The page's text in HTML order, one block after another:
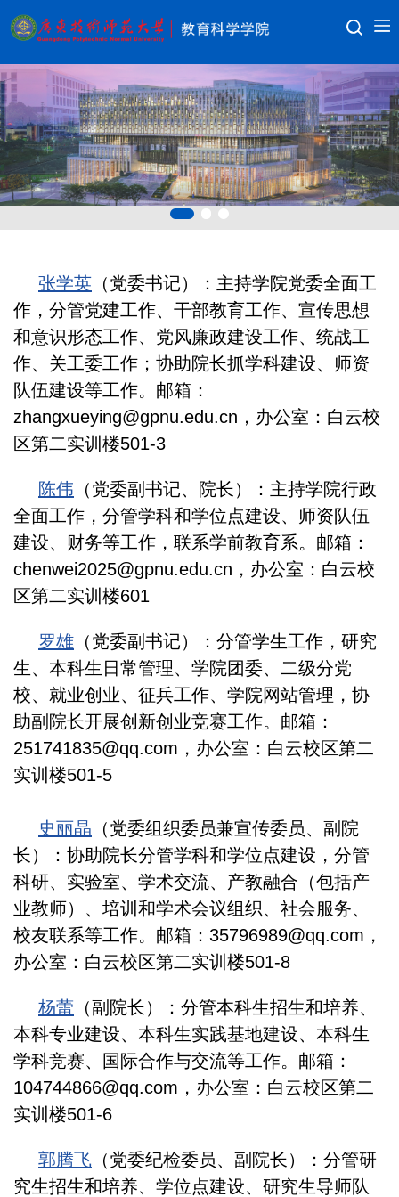
张学英 （党委书记）： 主持学院党委全面工
作，分管党建工作、干部教育工作、宣传思想
和意识形态工作、党风廉政建设工作、统战工
作、关工委工作 ；协助院长抓学科建设、师资
队伍建设等工作。邮箱：
zhangxueying@gpnu.edu.cn，办公室：白云校
区第二实训楼501-3
陈伟 （党委副书记、院长）：主持学院行政
全面工作，分管学科和学位点建设、师资队伍
建设、财务等工作，联系学前教育系。邮箱：
chenwei2025@gpnu.edu.cn，办公室：白云校
区第二实训楼601
罗雄 （党委副书记）：分管学生工作，研究
生、本科生日常管理、 学院团委、二级分党
校、就业创业、征兵工作、学院网站管理，协
助副院长开展创新创业竞赛工作。邮箱：
251741835@qq.com，办公室：白云校区第二
实训楼501-5
史丽晶 （党委组织委员兼宣传委员、副院
长）：协助院长分管学科和学位点建设， 分管
科研、 实验室、学术交流、 产教融合（包括产
业教师） 、培训和学术会议组织、社会服务、
校友联系等工作。邮箱： 35796989@qq.com，
办公室：白云校区第二实训楼501-8
杨蕾 （副院长）：分管本科生招生和培养、
本科专业建设、 本科生实践基地建设、本科生
学科竞赛、
国际合作与交流等工作。邮箱：
104744866@qq.com，办公室：白云校区第二
实训楼501-6
郭腾飞 （党委纪检委员、副院长）：分管研
究生招生和培养、学位点建设、 研究生导师队